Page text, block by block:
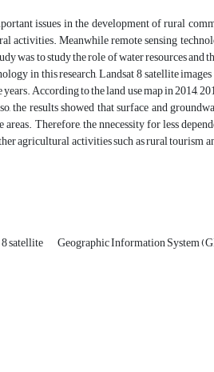
issues in the development of rural
activities. Meanwhile remote sensing
was to study the role of water resources and
in this research, Landsat 8 satellite
According to the land use map in 2014,
the results showed that surface and
Therefore, the nnecessity for less
agricultural activities such as rural tourism
satellite Geographic Information System